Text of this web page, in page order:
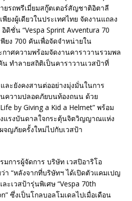
ยรถพรีเมี่ยมสกู๊ตเตอร์สัญชาติอิตาลี
พียงผู้เดียวในประเทศไทย จัดงานแถลง
ดิชั่น “Vespa Sprint Avventura 70
ยง 700 คันเพื่อจัดจำหน่ายใน
กาศความพร้อมจัดงานคาราวานรวมพล
น ทำลายสถิติเป็นคาราวานเวสป้าที่
ละยังคงสานต่ออย่างมุ่งมั่นในการ
ความปลอดภัยบนท้องถนน ด้วย
by Giving a Kid a Helmet” พร้อม
แรงบันดาลใจกระตุ้นจิตวิญญาณแห่ง
จญภัยครั้งใหม่ไปกับเวสป้า
การผู้จัดการ บริษัท เวสปิอาริโอ
า “หลังจากที่บริษัทฯ ได้เปิดตัวแคมเปญ
ะเวสป้ารุ่นพิเศษ “Vespa 70th
ซึ่งเป็นโกลบอลโมเดลไปเมื่อเดือน